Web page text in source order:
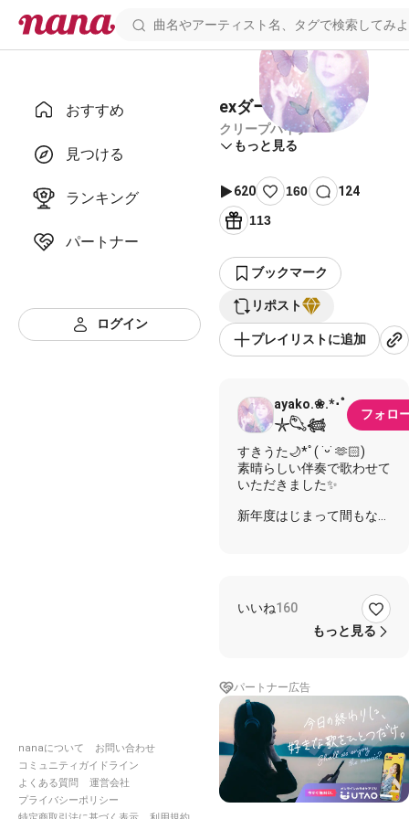
おすすめ
見つける
ランキング
パートナー
ログイン
nanaについて
お問い合わせ
コミュニティガイドライン
よくある質問
運営会社
プライバシーポリシー
exダーリン
クリープハイプ
もっと見る
620 160
124
113
ブックマーク
リポスト
プレイリストに追加
ayako.❀.*･ﾟ
𓇼𓆡𓆉
フォロ
すきうた🌙*ﾟ( ˙ᵕ˙ 🫶🏻)‎
素晴らしい伴奏で歌わせて
いただきました✨
新年度はじまって間もない
毎晩８時に死んでます
🏃‍♀️（10m）
＆walking🚶‍♀️で体調整えて
います
週末はサクラマス🌸*･🐟
スキマ時間で狙います
いいね160
もっと見る
パートナー広告